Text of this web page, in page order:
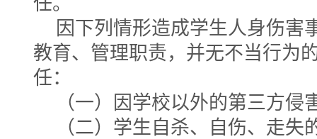
因下列情形造成学生人身伤害
教育、管理职责，并无不当行为
任：
（一）因学校以外的第三方侵
（二）学生自杀、自伤、走失